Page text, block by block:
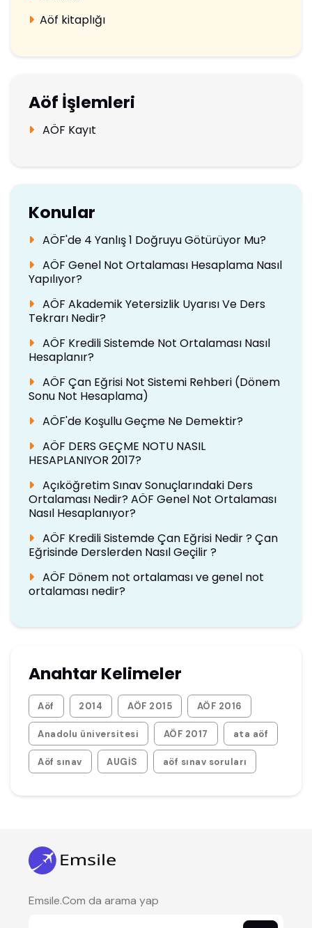
Aöf kitaplığı
Aöf İşlemleri
AÖF Kayıt
Konular
AÖF'de 4 Yanlış 1 Doğruyu Götürüyor Mu?
AÖF Genel Not Ortalaması Hesaplama Nasıl
Yapılıyor?
AÖF Akademik Yetersizlik Uyarısı Ve Ders
Tekrarı Nedir?
AÖF Kredili Sistemde Not Ortalaması Nasıl
Hesaplanır?
AÖF Çan Eğrisi Not Sistemi Rehberi (Dönem
Sonu Not Hesaplama)
AÖF'de Koşullu Geçme Ne Demektir?
AÖF DERS GEÇME NOTU NASIL
HESAPLANIYOR 2017?
Açıköğretim Sınav Sonuçlarındaki Ders
Ortalaması Nedir? AÖF Genel Not Ortalaması
Nasıl Hesaplanıyor?
AÖF Kredili Sistemde Çan Eğrisi Nedir ? Çan
Eğrisinde Derslerden Nasıl Geçilir ?
AÖF Dönem not ortalaması ve genel not
ortalaması nedir?
Anahtar Kelimeler
Aöf 2014 AÖF 2015 AÖF 2016
Anadolu üniversitesi AÖF 2017 ata aöf
Aöf sınav AUGİS aöf sınav soruları
Emsile.Com da arama yap